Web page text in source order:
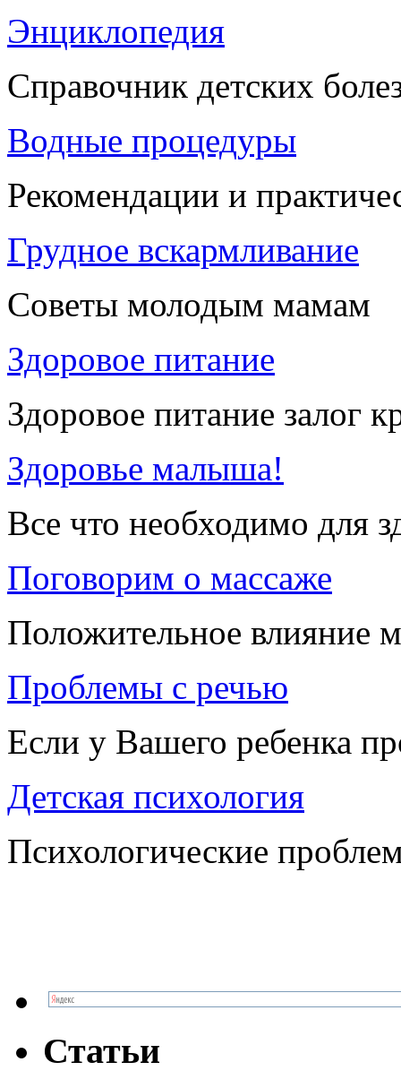
Энциклопедия
Справочник детских
Водные процедуры
Рекомендации и
Грудное вскармливание
Советы молодым мамам
Здоровое питание
Здоровое питание залог
Здоровье малыша!
Все что необходимо для
Поговорим о массаже
Положительное влияние
Проблемы с речью
Если у Вашего ребенка
Детская психология
Психологические
Статьи